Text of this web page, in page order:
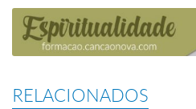
RELACIONADOS